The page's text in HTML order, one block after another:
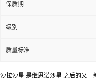
保质期
级别
质量标准
沙拉沙星 是继恩诺沙星 之后的又一